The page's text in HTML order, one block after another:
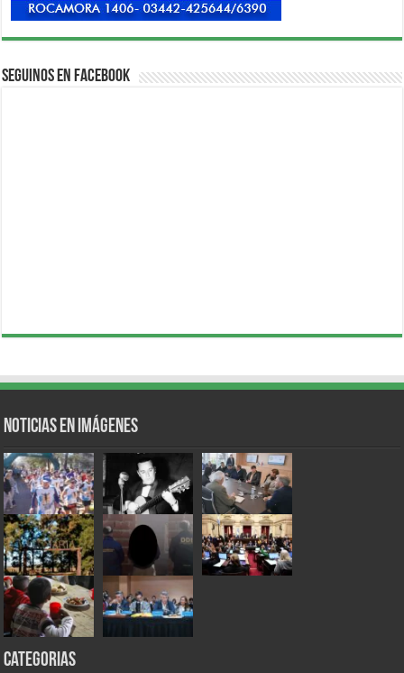
Seguinos en Facebook
Noticias en Imágenes
Categorias